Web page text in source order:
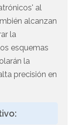
al
alcanzan
la
esquemas
la
precisión en